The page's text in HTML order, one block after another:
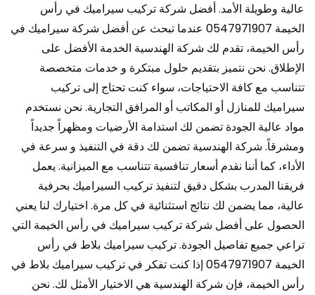
عالية وطويلة الأمد. أفضل شركة تركيب سيراميك في رأس
الخيمة 0547971907 عندما تبحث عن أفضل شركة سيراميك في
رأس الخيمة، تقدم لك شركة الهندسية الخدمة الأفضل على
الإطلاق. نحن نتميز بتقديم حلول مبتكرة و خدمات متخصصة
تتناسب مع كافة الاحتياجات، سواء كنت تحتاج إلى تركيب
سيراميك للمنازل أو المكاتب أو المرافق التجارية. نحن نستخدم
مواد عالية الجودة تضمن لك استدامة الأرضيات ومظهراً جديداً
ومشرقاً. شركة الهندسية تضمن لك دقة في التنفيذ و سرعة في
الأداء، كما أننا نقدم أسعار تنافسية تتناسب مع الميزانية. يعمل
فريقنا المدرب بشكل دقيق لتنفيذ تركيب السيراميك بحرفية
عالية، مما يضمن لك نتائج استثنائية في كل مرة. اختيارك لنا يعني
الحصول على أفضل شركة تركيب سيراميك في رأس الخيمة التي
تراعي جميع تفاصيل الجودة. تركيب سيراميك بلاط في رأس
الخيمة 0547971907 إذا كنت تفكر في تركيب سيراميك بلاط في
رأس الخيمة، فإن شركة الهندسية هي الاختيار الأمثل لك. نحن